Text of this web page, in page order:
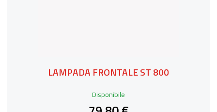
LAMPADA FRONTALE ST 800
Disponibile